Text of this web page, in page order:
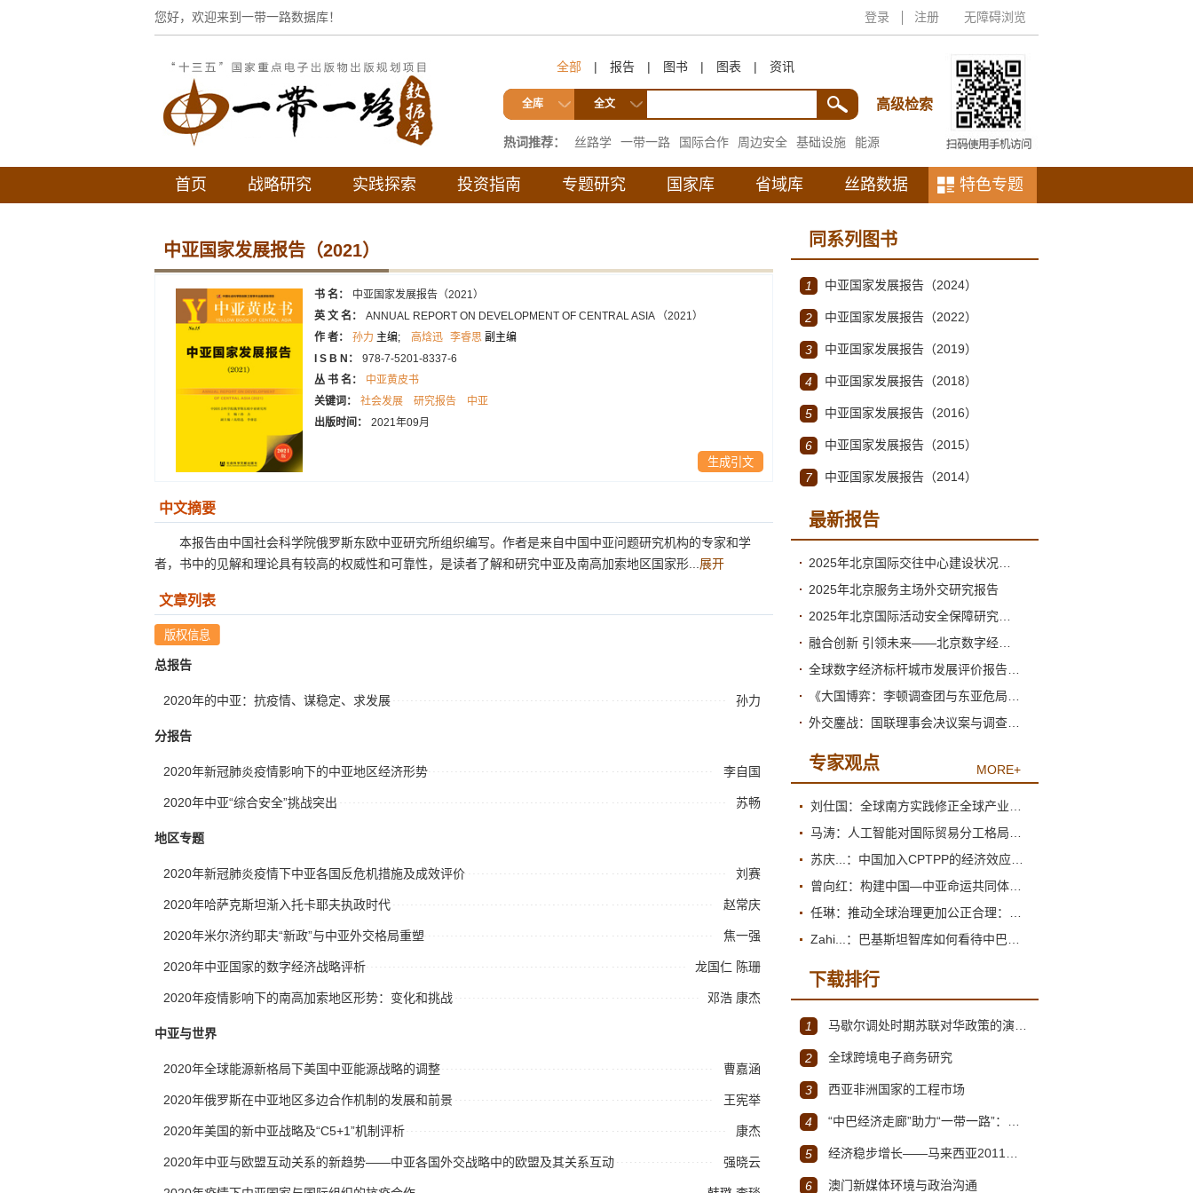
登录 注册 无障碍浏览
您好，欢迎来到一带一路数据库！
全部 | 报告 | 图书 | 图表 | 资讯
全库 全文 高级检索
热词推荐： 丝路学 一带一路 国际合作 周边安全 基础设施
能源
互联互通
首页 战略研究 实践探索 投资指南 专题研究 国家库 省域库 丝路数据 特色专题
中亚国家发展报告（2021）
书 名：
中亚国家发展报告（2021）
英 文 名：
ANNUAL REPORT ON DEVELOPMENT OF CENTRAL ASIA （2021）
作 者：
孙力 主编; 高焓迅 李睿思 副主编
I S B N：
978-7-5201-8337-6
丛 书 名：
中亚黄皮书
关键词：
社会发展 研究报告
中亚
出版时间：
2021年09月
生成引文
中文摘要
本报告由中国社会科学院俄罗斯东欧中亚研究所组织编写。作者是来自中国中亚问题研究机构的专家和学
者，书中的见解和理论具有较高的权威性和可靠性，是读者了解和研究中亚及南高加索地区国家形... 展开
文章列表
总报告
孙力
2020年的中亚：抗疫情、谋稳定、求发展
分报告
李自国
2020年新冠肺炎疫情影响下的中亚地区经济形势
苏畅
2020年中亚“综合安全”挑战突出
地区专题
刘赛
2020年新冠肺炎疫情下中亚各国反危机措施及成效评价
赵常庆
2020年哈萨克斯坦渐入托卡耶夫执政时代
焦一强
2020年米尔济约耶夫“新政”与中亚外交格局重塑
龙国仁 陈珊
2020年中亚国家的数字经济战略评析
邓浩 康杰
2020年疫情影响下的南高加索地区形势：变化和挑战
中亚与世界
曹嘉涵
2020年全球能源新格局下美国中亚能源战略的调整
王宪举
2020年俄罗斯在中亚地区多边合作机制的发展和前景
康杰
2020年美国的新中亚战略及“C5+1”机制评析
强晓云
2020年中亚与欧盟互动关系的新趋势——中亚各国外交战略中的欧盟及其关系互动
同系列图书
1 中亚国家发展报告（2024）
2 中亚国家发展报告（2022）
3 中亚国家发展报告（2019）
4 中亚国家发展报告（2018）
5 中亚国家发展报告（2016）
6 中亚国家发展报告（2015）
7 中亚国家发展报告（2014）
最新报告
2025年北京服务主场外交研究报告
专家观点 MORE+
下载排行
1 马歇尔调处时期苏联对华政策的演变（1945年12月～1947年1月）
2 全球跨境电子商务研究
3 西亚非洲国家的工程市场
4 “中巴经济走廊”助力“一带一路”：机遇与挑战
5 经济稳步增长——马来西亚2011～2012年经济发展回顾与展望
6 澳门新媒体环境与政治沟通